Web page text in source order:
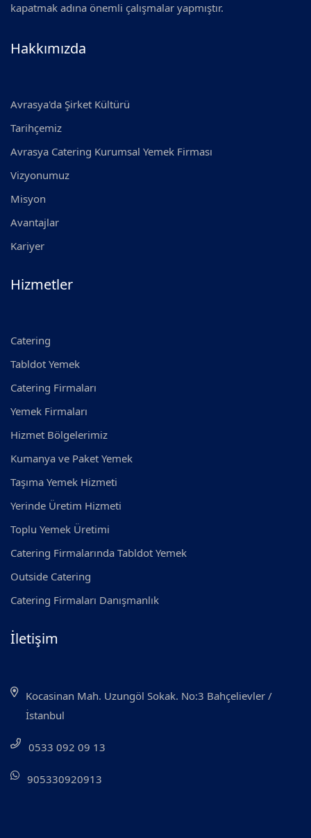
kapatmak adına önemli çalışmalar yapmıştır.
Hakkımızda
Avrasya'da Şirket Kültürü
Tarihçemiz
Avrasya Catering Kurumsal Yemek Firması
Vizyonumuz
Misyon
Avantajlar
Kariyer
Hizmetler
Catering
Tabldot Yemek
Catering Firmaları
Yemek Firmaları
Hizmet Bölgelerimiz
Kumanya ve Paket Yemek
Taşıma Yemek Hizmeti
Yerinde Üretim Hizmeti
Toplu Yemek Üretimi
Catering Firmalarında Tabldot Yemek
Outside Catering
Catering Firmaları Danışmanlık
İletişim
Kocasinan Mah. Uzungöl Sokak. No:3 Bahçelievler /
İstanbul
0533 092 09 13
905330920913